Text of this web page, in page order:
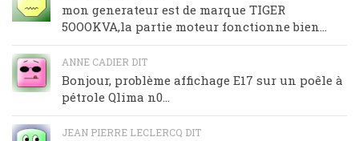
mon generateur est de marque TIGER
5OOOKVA,la partie moteur fonctionne bien...
ANNE CADIER DIT
Bonjour, problème affichage E17 sur un poêle à
pétrole Qlima n0...
JEAN PIERRE LECLERCQ DIT